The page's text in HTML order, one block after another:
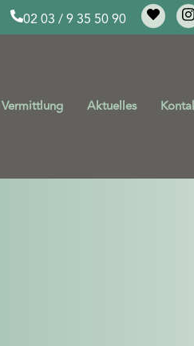
02 03 / 9 35 50 90
Vermittlung Aktuelles